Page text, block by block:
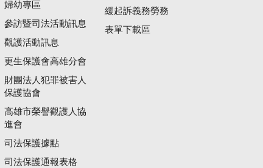
婦幼專區
參訪暨司法活動訊息
觀護活動訊息
更生保護會高雄分會
財團法人犯罪被害人
保護協會
高雄市榮譽觀護人協
進會
司法保護據點
司法保護通報表格
緩起訴義務勞務
表單下載區